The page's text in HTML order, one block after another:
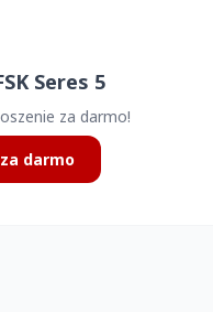
Seres 5
za darmo!
darmo